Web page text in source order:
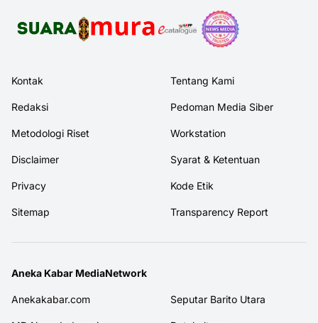
Kontak Tentang Kami
Redaksi Pedoman Media Siber
Metodologi Riset Workstation
Disclaimer Syarat & Ketentuan
Privacy Kode Etik
Sitemap Transparency Report
Aneka Kabar MediaNetwork
Anekakabar.com Seputar Barito Utara